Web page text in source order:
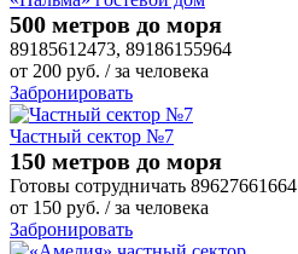
500 метров до моря
89185612473, 89186155964
от 200 руб. / за человека
Забронировать
Частный сектор №7
150 метров до моря
Готовы сотрудничать 89627661664
от 150 руб. / за человека
Забронировать